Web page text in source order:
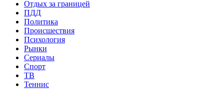
Отдых за границей
ПДД
Политика
Происшествия
Психология
Рынки
Сериалы
Спорт
ТВ
Теннис